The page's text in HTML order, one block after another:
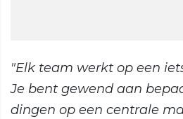
"Elk team werkt op een
Je bent gewend aan
dingen op een centrale